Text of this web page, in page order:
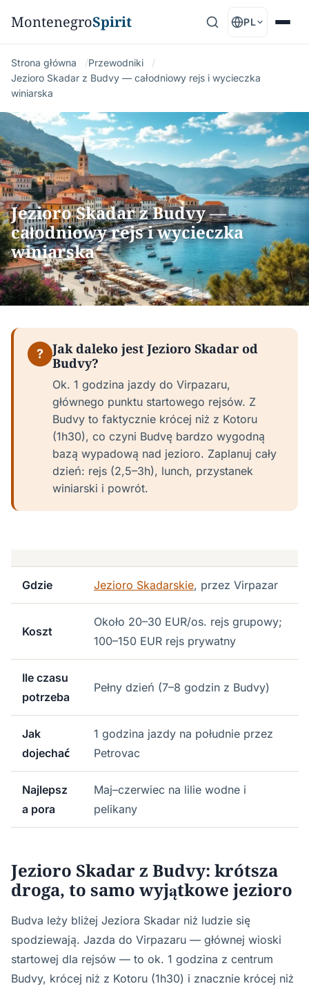
MontenegroSpirit PL
Strona główna
Przewodniki
Jezioro Skadar z Budvy — całodniowy rejs i wycieczka
winiarska
Jezioro Skadar z Budvy —
całodniowy rejs i wycieczka
winiarska
?
Jak daleko jest Jezioro Skadar od
Budvy?
Ok. 1 godzina jazdy do Virpazaru,
głównego punktu startowego rejsów. Z
Budvy to faktycznie krócej niż z Kotoru
(1h30), co czyni Budvę bardzo wygodną
bazą wypadową nad jezioro. Zaplanuj cały
dzień: rejs (2,5–3h), lunch, przystanek
winiarski i powrót.
Gdzie Jezioro Skadarskie, przez Virpazar
Koszt
Około 20–30 EUR/os. rejs grupowy;
100–150 EUR rejs prywatny
Ile czasu
potrzeba
Pełny dzień (7–8 godzin z Budvy)
Jak
dojechać
1 godzina jazdy na południe przez
Petrovac
Najlepsz
a pora
Maj–czerwiec na lilie wodne i
pelikany
Jezioro Skadar z Budvy: krótsza
droga, to samo wyjątkowe jezioro
Budva leży bliżej Jeziora Skadar niż ludzie się
spodziewają. Jazda do Virpazaru — głównej wioski
startowej dla rejsów — to ok. 1 godzina z centrum
Budvy, krócej niż z Kotoru (1h30) i znacznie krócej niż